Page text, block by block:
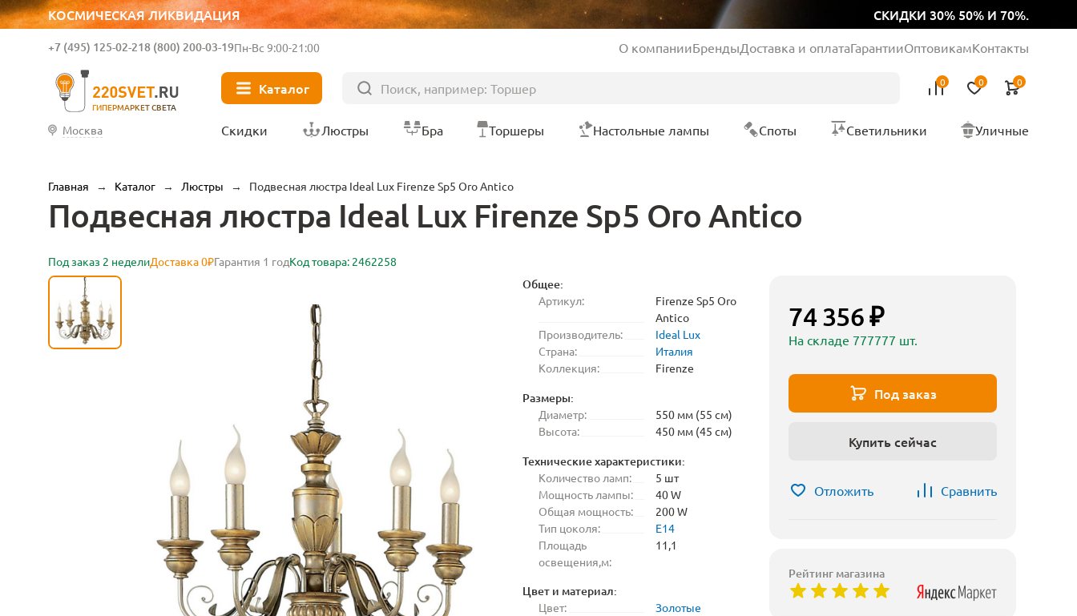
КОСМИЧЕСКАЯ ЛИКВИДАЦИЯ СКИДКИ 30% 50% И 70%.
ГИПЕРМАРКЕТ СВЕТА
+7 (495) 125-02-218 (800) 200-03-19Пн-Вс 9:00-21:00 О компанииБрендыДоставка и оплатаГарантииОптовикамКонтакты
Каталог 0 0 0
Москва Скидки Люстры Бра Торшеры Настольные лампы Споты Светильники Уличные
Главная → Каталог → Люстры → Подвесная люстра Ideal Lux Firenze Sp5 Oro Antico
Подвесная люстра Ideal Lux Firenze Sp5 Oro Antico
Под заказ 2 неделиДоставка 0₽Гарантия 1 годКод товара: 2462258
Общее:
Артикул:
Firenze Sp5 Oro
Antico
Производитель:
Ideal Lux
Страна:
Италия
Коллекция:
Firenze
Размеры:
Диаметр:
550 мм (55 см)
Высота:
450 мм (45 см)
Технические характеристики:
Количество ламп:
5 шт
Мощность лампы:
40 W
Общая мощность:
200 W
Тип цоколя:
E14
Площадь
освещения,м:
11,1
Цвет и материал:
Цвет:
Золотые
74 356 ₽
На складе 777777 шт.
Под заказ
Купить сейчас
Отложить Сравнить
Рейтинг магазина